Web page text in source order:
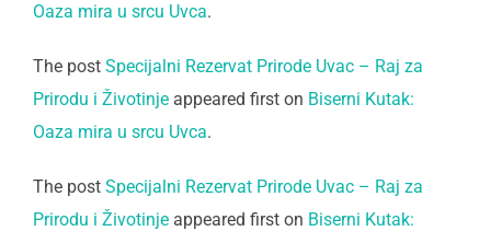
Oaza mira u srcu Uvca.
The post Specijalni Rezervat Prirode Uvac – Raj za
Prirodu i Životinje appeared first on Biserni Kutak:
Oaza mira u srcu Uvca.
The post Specijalni Rezervat Prirode Uvac – Raj za
Prirodu i Životinje appeared first on Biserni Kutak: